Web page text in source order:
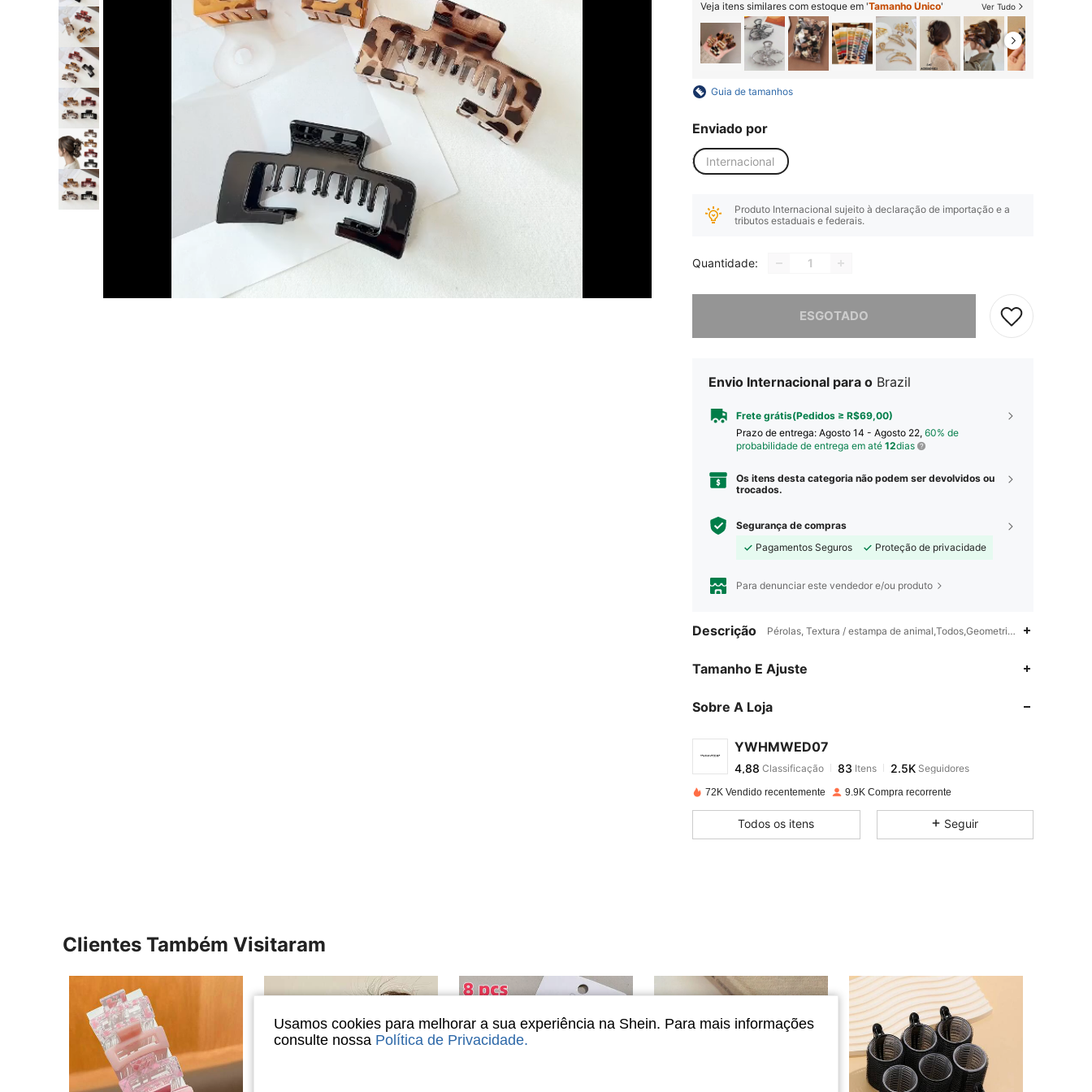
Veja itens similares com estoque em 'Tamanho Único' Ver Tudo
Guia de tamanhos
Enviado por
Internacional
Produto Internacional sujeito à declaração de importação e a
tributos estaduais e federais.
Quantidade:
ESGOTADO
Desculpe, este produto está esgotado.
Envio Internacional para o Brazil
Frete grátis(Pedidos ≥ R$69,00)
Prazo de entrega: Agosto 14 - Agosto 22, 60% de
probabilidade de entrega em até 12dias
Os itens desta categoria não podem ser devolvidos ou
trocados.
Segurança de compras
Pagamentos Seguros
Proteção de privacidade
Para denunciar este vendedor e/ou produto
Descrição Pérolas, Textura / estampa de animal,Todos,Geometria básica
Tamanho E Ajuste
Sobre A Loja
YWHMWED07
4,88
c***opago 1 dia atrás
83 2.5K
83 2.5K
72K Vendido recentemente 9.9K Compra recorrente
Todos os itens Seguir
Clientes Também Visitaram
Usamos cookies para melhorar a sua experiência na Shein. Para mais informações
consulte nossa Política de Privacidade.